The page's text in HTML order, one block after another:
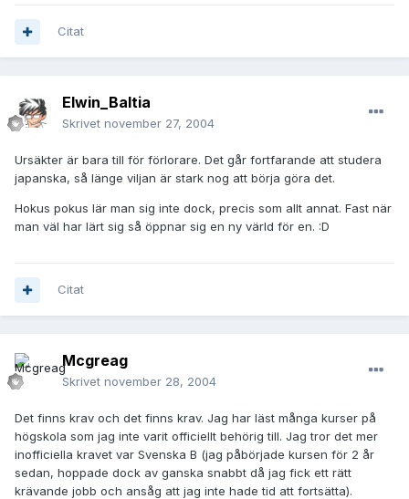
Citat
Elwin_Baltia
Skrivet november 27, 2004
Ursäkter är bara till för förlorare. Det går fortfarande att studera
japanska, så länge viljan är stark nog att börja göra det.
Hokus pokus lär man sig inte dock, precis som allt annat. Fast när
man väl har lärt sig så öppnar sig en ny värld för en. :D
Citat
Mcgreag
Skrivet november 28, 2004
Det finns krav och det finns krav. Jag har läst många kurser på
högskola som jag inte varit officiellt behörig till. Jag tror det mer
inofficiella kravet var Svenska B (jag påbörjade kursen för 2 år
sedan, hoppade dock av ganska snabbt då jag fick ett rätt
krävande jobb och ansåg att jag inte hade tid att fortsätta).